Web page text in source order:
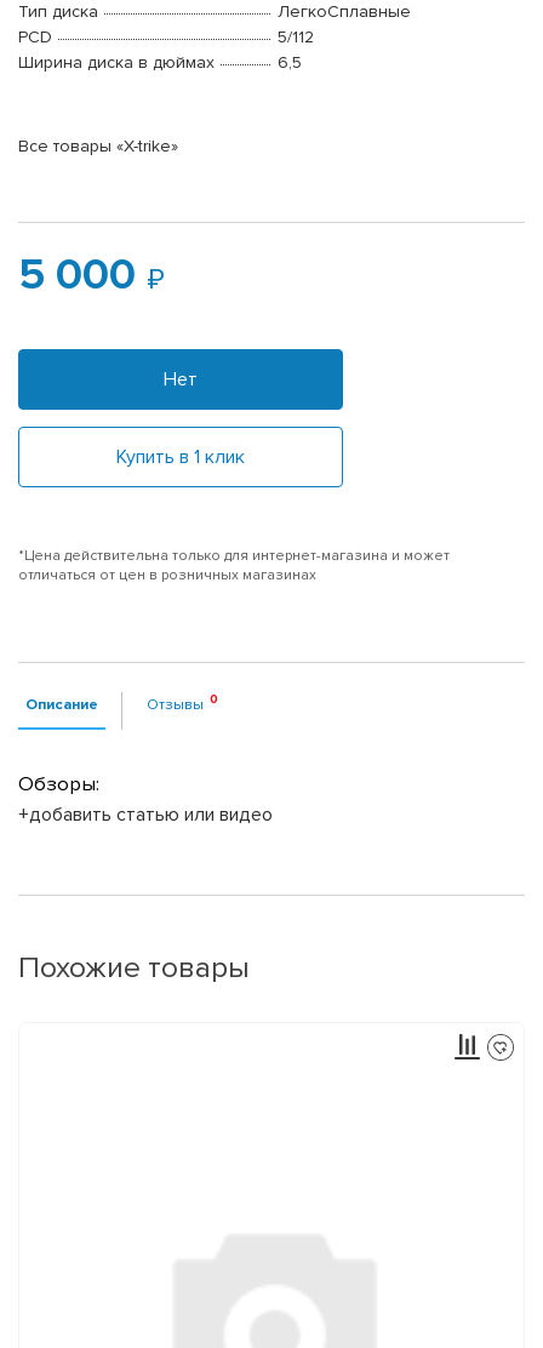
Тип диска
ЛегкоСплавные
PCD
5/112
Ширина диска в дюймах
6,5
Все товары «X-trike»
5 000
Нет
Купить в 1 клик
*Цена действительна только для интернет-магазина и может
отличаться от цен в розничных магазинах
Описание Отзывы
Обзоры:
+добавить статью или видео
Похожие товары